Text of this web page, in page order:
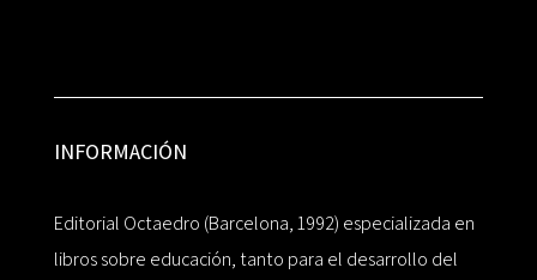
INFORMACIÓN
Editorial Octaedro (Barcelona, 1992) especializada en
libros sobre educación, tanto para el desarrollo del